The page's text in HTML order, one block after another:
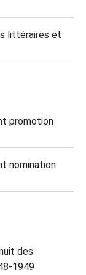
littéraires et
promotion
nomination
des
1949